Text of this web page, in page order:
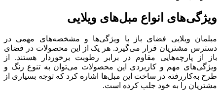
ویژگی‌های انواع مبل‌های ویلایی
مبلمان ویلایی فضای باز با ویژگی‌ها و مشخصه‌های مهمی در
دسترس مشتریان قرار می‌گیرد. هر یک از این محصولات در فضای
باز از پارچه‌هایی مقاوم در برابر رطوبت برخوردار هستند. از
ویژگی‌های مهم و کاربردی این محصولات می‌توان به تنوع رنگ و
طرح به‌کاررفته در ساخت این مبل‌ها اشاره کرد که توجه بسیاری از
مشتریان را به خود جلب کرده است.